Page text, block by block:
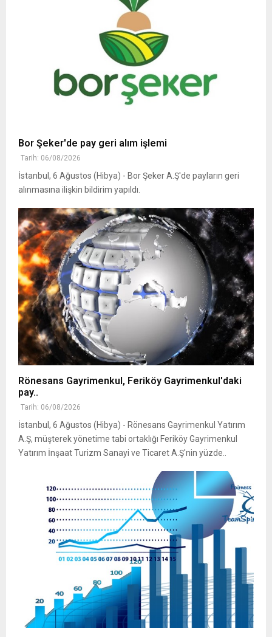
Bor Şeker'de pay geri alım işlemi
Tarih: 06/08/2026
İstanbul, 6 Ağustos (Hibya) - Bor Şeker A.Ş'de payların geri
alınmasına ilişkin bildirim yapıldı.
Rönesans Gayrimenkul, Feriköy Gayrimenkul'daki
pay..
Tarih: 06/08/2026
İstanbul, 6 Ağustos (Hibya) - Rönesans Gayrimenkul Yatırım
A.Ş, müşterek yönetime tabi ortaklığı Feriköy Gayrimenkul
Yatırım İnşaat Turizm Sanayi ve Ticaret A.Ş'nin yüzde..